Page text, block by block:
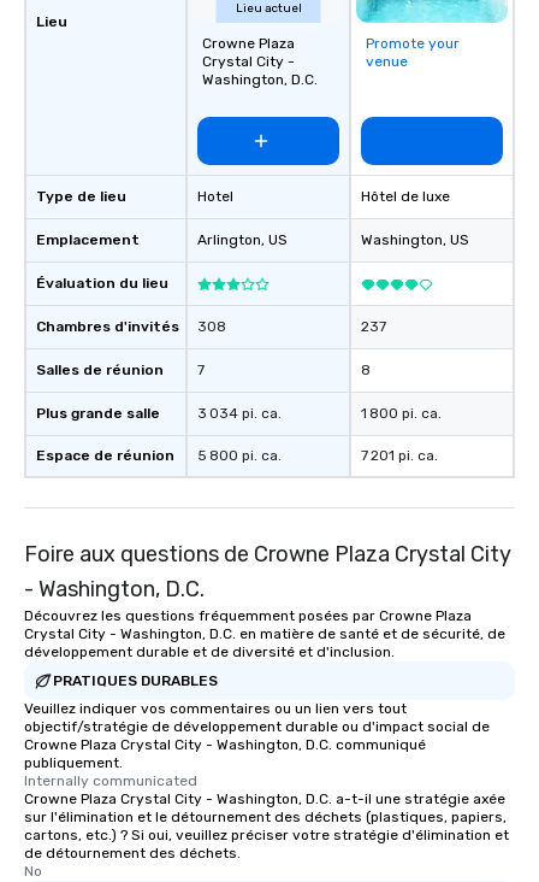
Lieu
Type de lieu
Emplacement
Évaluation du lieu
Chambres d'invités
Salles de réunion
Plus grande salle
Espace de réunion
Lieu actuel
Crowne Plaza
Crystal City -
Washington, D.C.
Hotel
Arlington, US
308
7
3 034 pi. ca.
5 800 pi. ca.
Promote your
venue
Hôtel de luxe
Washington, US
237
8
1 800 pi. ca.
7 201 pi. ca.
Foire aux questions de Crowne Plaza Crystal City
- Washington, D.C.
Découvrez les questions fréquemment posées par Crowne Plaza
Crystal City - Washington, D.C. en matière de santé et de sécurité, de
développement durable et de diversité et d'inclusion.
PRATIQUES DURABLES
Veuillez indiquer vos commentaires ou un lien vers tout
objectif/stratégie de développement durable ou d'impact social de
Crowne Plaza Crystal City - Washington, D.C. communiqué
publiquement.
Internally communicated
Crowne Plaza Crystal City - Washington, D.C. a-t-il une stratégie axée
sur l'élimination et le détournement des déchets (plastiques, papiers,
cartons, etc.) ? Si oui, veuillez préciser votre stratégie d'élimination et
de détournement des déchets.
No